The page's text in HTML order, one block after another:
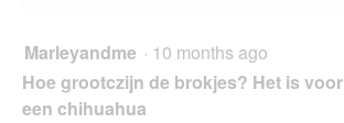
Marleyandme · 10 months ago
Hoe grootczijn de brokjes? Het is voor
een chihuahua